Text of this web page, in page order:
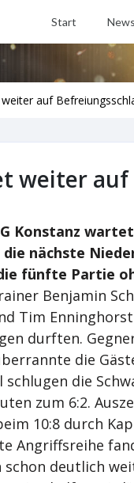
Start News
auf
weiter
Konstanz
nächste
die fünfte Partie
Benjamin
Tim
durften.
die
schlugen die
zum 6:2.
10:8 durch
Angriffsreihe
schon deutlich